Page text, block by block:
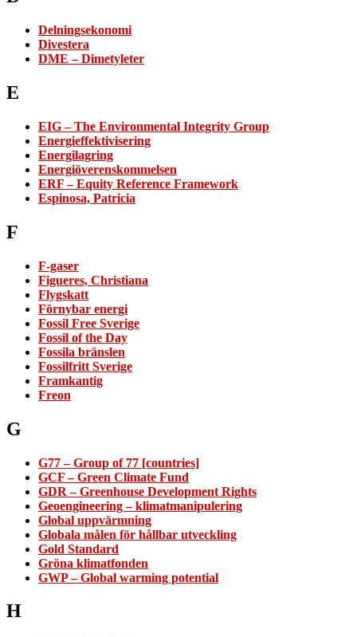
Delningsekonomi
Divestera
DME – Dimetyleter
E
EIG – The Environmental Integrity Group
Energieffektivisering
Energilagring
Energiöverenskommelsen
ERF – Equity Reference Framework
Espinosa, Patricia
F
F-gaser
Figueres, Christiana
Flygskatt
Förnybar energi
Fossil Free Sverige
Fossil of the Day
Fossila bränslen
Fossilfritt Sverige
Framkantig
Freon
G
G77 – Group of 77 [countries]
GCF – Green Climate Fund
GDR – Greenhouse Development Rights
Geoengineering – klimatmanipulering
Global uppvärmning
Globala målen för hållbar utveckling
Gold Standard
Gröna klimatfonden
GWP – Global warming potential
H